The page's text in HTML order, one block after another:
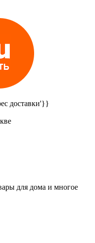
доставки'}}
для дома и многое